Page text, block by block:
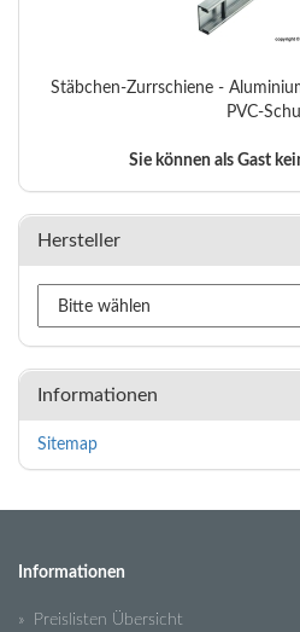
Stäbchen-Zurrschiene -
PVC-
Sie können als Gast
Hersteller
Informationen
Sitemap
Informationen
» Preislisten Übersicht